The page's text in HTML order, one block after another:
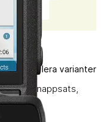
Flera varianter
och knappsats,